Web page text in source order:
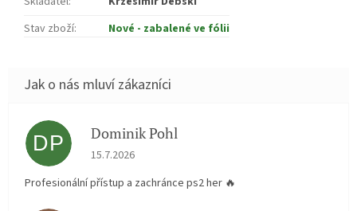
Stav zboží: Nové - zabalené ve fólii
DP Dominik Pohl
Hodnocení obchodu je 5 z 5 hvězdiček.
15.7.2026
Profesionální přístup a zachránce ps2 her 🔥